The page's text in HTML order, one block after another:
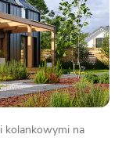
kolankowymi na